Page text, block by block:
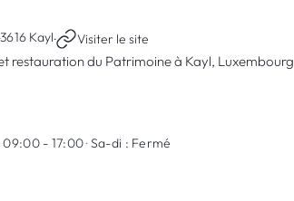
Kayl· Visiter le site
restauration du Patrimoine à Kayl, Luxembourg
09:00 - 17:00·Sa-di : Fermé